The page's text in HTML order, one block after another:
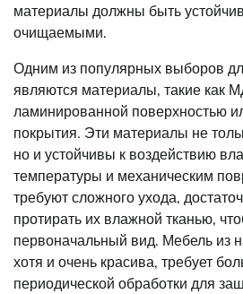
материалы должны быть
очищаемыми.
Одним из популярных выборов
являются материалы, такие как
ламинированной поверхностью
покрытия. Эти материалы не
но и устойчивы к воздействию
температуры и механическим
требуют сложного ухода,
протирать их влажной тканью,
первоначальный вид. Мебель из
хотя и очень красива, требует
периодической обработки для